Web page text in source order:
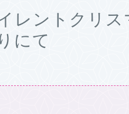
レントクリス
にて